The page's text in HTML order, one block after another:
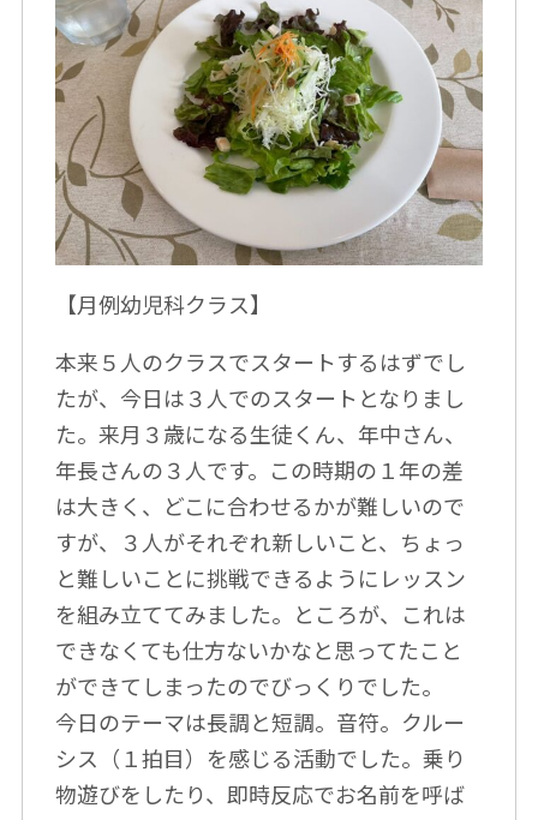
【月例幼児科クラス】
本来５人のクラスでスタートするはずでし
たが、今日は３人でのスタートとなりまし
た。来月３歳になる生徒くん、年中さん、
年長さんの３人です。この時期の１年の差
は大きく、どこに合わせるかが難しいので
すが、３人がそれぞれ新しいこと、ちょっ
と難しいことに挑戦できるようにレッスン
を組み立ててみました。ところが、これは
できなくても仕方ないかなと思ってたこと
ができてしまったのでびっくりでした。
今日のテーマは長調と短調。音符。クルー
シス（１拍目）を感じる活動でした。乗り
物遊びをしたり、即時反応でお名前を呼ば